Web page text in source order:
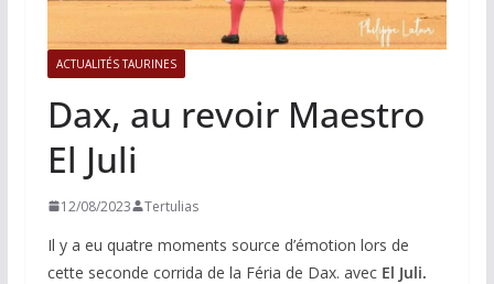
ACTUALITÉS TAURINES
Dax, au revoir Maestro
El Juli
12/08/2023 Tertulias
Il y a eu quatre moments source d’émotion lors de
cette seconde corrida de la Féria de Dax. avec El Juli.